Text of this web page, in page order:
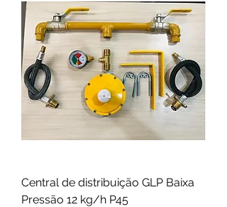
Central de distribuição GLP Baixa
Pressão 12 kg/h P45